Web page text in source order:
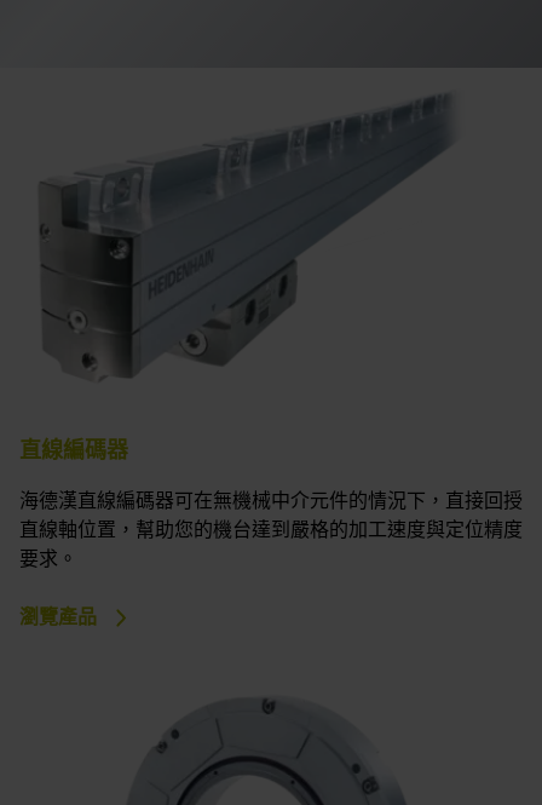
直線編碼器
海德漢直線編碼器可在無機械中介元件的情況下，直接回授
直線軸位置，幫助您的機台達到嚴格的加工速度與定位精度
要求。
瀏覽產品